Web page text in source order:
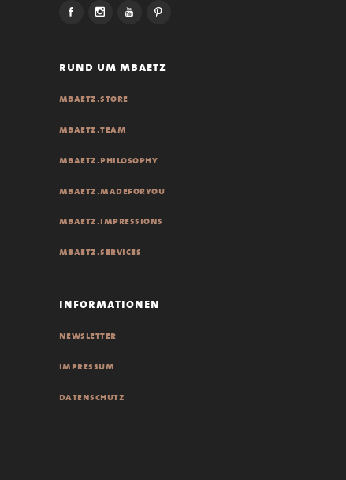
rund um mbaetz
mbaetz.store
mbaetz.team
mbaetz.philosophy
mbaetz.madeforyou
mbaetz.impressions
mbaetz.services
informationen
newsletter
impressum
datenschutz